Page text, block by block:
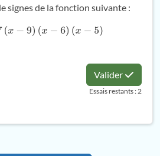
signes de la fonction suivante :
− 7(x−9)(x−6 )(x −5 )
Valider
Essais restants : 2